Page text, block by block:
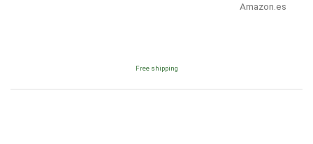
Amazon.es
Free shipping